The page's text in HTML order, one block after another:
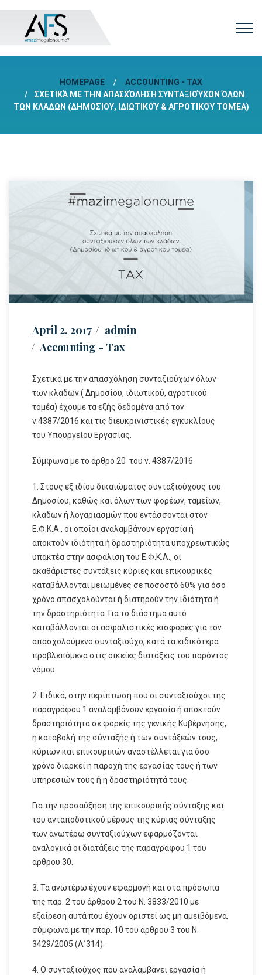
HOMEPAGE
ACCOUNTING - TAX
ΣΧΕΤΙΚΆ ΜΕ ΤΗΝ ΑΠΑΣΧΌΛΗΣΗ ΣΥΝΤΑΞΙΟΎΧΩΝ ΌΛΩΝ
ΤΩΝ ΚΛΆΔΩΝ (ΔΗΜΟΣΊΟΥ, ΙΔΙΩΤΙΚΟΎ & ΑΓΡΟΤΙΚΟΎ ΤΟΜΈΑ)
April 2, 2017
admin
Accounting - Tax
Σχετικά με την απασχόληση συνταξιούχων όλων
των κλάδων.( Δημοσίου, ιδιωτικού, αγροτικού
τομέα) έχουμε τα εξής δεδομένα από τον
ν.4387/2016 και τις διευκρινιστικές εγκυκλίους
του Υπουργείου Εργασίας.
Σύμφωνα με το άρθρο 20 του ν. 4387/2016
1. Στους εξ ιδίου δικαιώματος συνταξιούχους του
Δημοσίου, καθώς και όλων των φορέων, ταμείων,
κλάδων ή λογαριασμών που εντάσσονται στον
Ε.Φ.Κ.Α., οι οποίοι αναλαμβάνουν εργασία ή
αποκτούν ιδιότητα ή δραστηριότητα υποχρεωτικώς
υπακτέα στην ασφάλιση του Ε.Φ.Κ.Α., οι
ακαθάριστες συντάξεις κύριες και επικουρικές
καταβάλλονται μειωμένες σε ποσοστό 60% για όσο
χρόνο απασχολούνται ή διατηρούν την ιδιότητα ή
την δραστηριότητα. Για το διάστημα αυτό
καταβάλλονται οι ασφαλιστικές εισφορές για τον
απασχολούμενο συνταξιούχο, κατά τα ειδικότερα
προβλεπόμενα στις οικείες διατάξεις του παρόντος
νόμου.
2. Ειδικά, στην περίπτωση που οι συνταξιούχοι της
παραγράφου 1 αναλαμβάνουν εργασία ή αποκτούν
δραστηριότητα σε φορείς της γενικής Κυβέρνησης,
η καταβολή της σύνταξής ή των συντάξεών τους,
κύριων και επικουρικών αναστέλλεται για όσο
χρόνο διαρκεί η παροχή της εργασίας τους ή των
υπηρεσιών τους ή η δραστηριότητά τους.
Για την προσαύξηση της επικουρικής σύνταξης και
του ανταποδοτικού μέρους της κύριας σύνταξης
των ανωτέρω συνταξιούχων εφαρμόζονται
αναλογικά οι διατάξεις της παραγράφου 1 του
άρθρου 30.
3. Τα ανωτέρω έχουν εφαρμογή και στα πρόσωπα
της παρ. 2 του άρθρου 2 του Ν. 3833/2010 με
εξαίρεση αυτά που έχουν οριστεί ως μη αμειβόμενα,
σύμφωνα με την παρ. 10 του άρθρου 3 του Ν.
3429/2005 (Α΄314).
4. Ο συνταξιούχος που αναλαμβάνει εργασία ή